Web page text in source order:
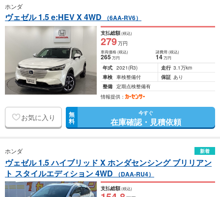
ホンダ
ヴェゼル 1.5 e:HEV X 4WD （6AA-RV6）
支払総額(税込)
279万円
車両価格(税込)
265万円
諸費用 (税込)
14 万円
年式 2021(R3) 走行 3.1万km
車検 車検整備付 保証 あり
整備 定期点検整備有
情報提供：
お気に入り 無
料
今すぐ
在庫確認・見積依頼
ホンダ 新着
ヴェゼル 1.5 ハイブリッド X ホンダセンシング ブリリアン
ト スタイルエディション 4WD
（DAA-RU4）
支払総額(税込)